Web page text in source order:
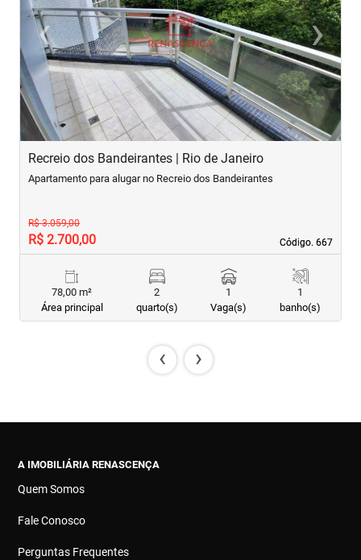
‹Previous ›Next
Recreio dos Bandeirantes | Rio de Janeiro
Código. 667
Código. 667
Apartamento para alugar no Recreio dos Bandeirantes
R$ 3.059,00
R$ 2.700,00
78,00 m²
Área principal
2
quarto(s)
1
Vaga(s)
1
banho(s)
‹ ›
A IMOBILIÁRIA RENASCENÇA
Quem Somos
Fale Conosco
Perguntas Frequentes